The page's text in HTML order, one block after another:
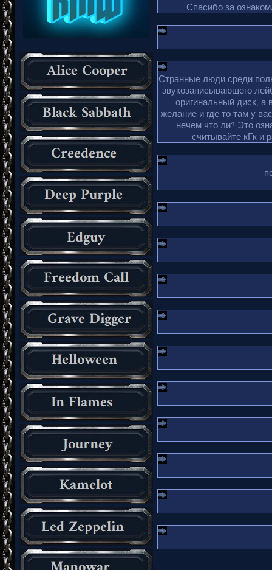
Спасибо за
Странные люди среди
звукозаписывающего
оригинальный диск, а
желание и где то там у
нечем что ли? Это
считывайте кГк и